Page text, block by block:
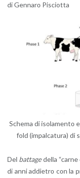
di Gen­na­ro Pi­sciot­ta
Sche­ma di iso­la­men­to
fold (im­pal­ca­tu­ra) di
Del bat­ta­gedella “carne
di anni ad­die­tro con la